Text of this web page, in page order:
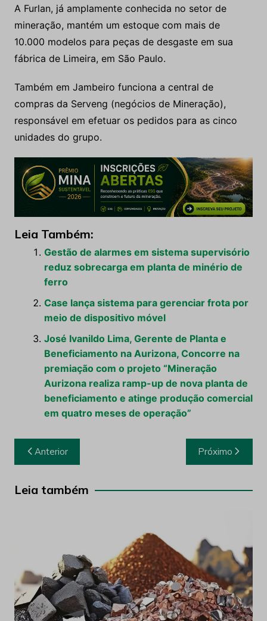
A Furlan, já amplamente conhecida no setor de
mineração, mantém um estoque com mais de
10.000 modelos para peças de desgaste em sua
fábrica de Limeira, em São Paulo.
Também em Jambeiro funciona a central de
compras da Serveng (negócios de Mineração),
responsável em efetuar os pedidos para as cinco
unidades do grupo.
Leia Também:
Gestão de alarmes em sistema supervisório
reduz sobrecarga em planta de minério de
ferro
Case lança sistema para gerenciar frota por
meio de dispositivo móvel
José Ivanildo Lima, Gerente de Planta e
Beneficiamento na Aurizona, Concorre na
premiação com o projeto “Mineração
Aurizona realiza ramp-up de nova planta de
beneficiamento e atinge produção comercial
em quatro meses de operação”
Navegação
de
Post
Anterior Próximo
Leia também